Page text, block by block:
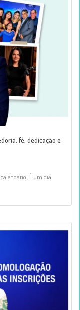
fé, dedicação e
calendário. É um dia